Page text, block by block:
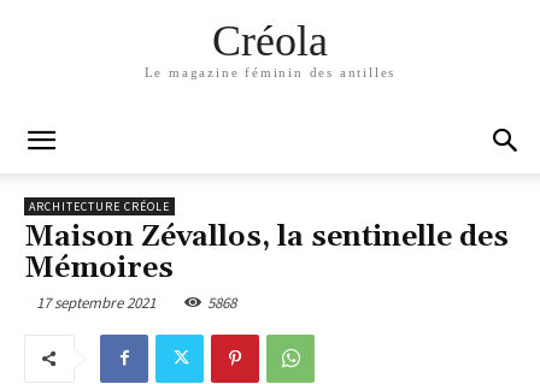
Créola
Le magazine féminin des antilles
ARCHITECTURE CRÉOLE
Maison Zévallos, la sentinelle des
Mémoires
17 septembre 2021 5868